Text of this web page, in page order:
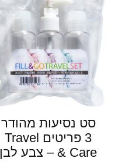
סט נסיעות מהודר
3 פריטים Travel
& Care – צבע לבן